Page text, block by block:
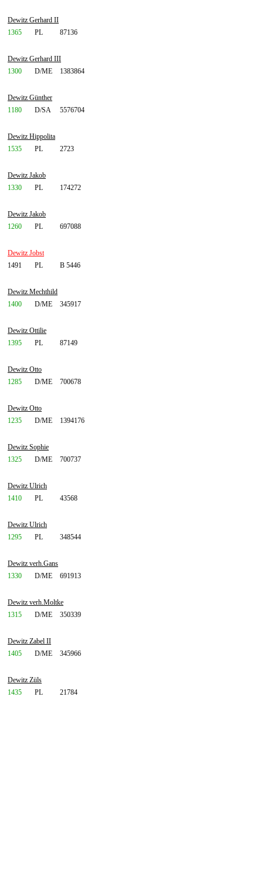
Dewitz Gerhard II
1365
PL 87136
Dewitz Gerhard III
1300
D/ME 1383864
Dewitz Günther
1180
D/SA 5576704
Dewitz Hippolita
1535
PL 2723
Dewitz Jakob
1330
PL 174272
Dewitz Jakob
1260
PL 697088
Dewitz Jobst
1491
PL B 5446
Dewitz Mechthild
1400
D/ME 345917
Dewitz Ottilie
1395
PL 87149
Dewitz Otto
1285
D/ME 700678
Dewitz Otto
1235
D/ME 1394176
Dewitz Sophie
1325
D/ME 700737
Dewitz Ulrich
1410
PL 43568
Dewitz Ulrich
1295
PL 348544
Dewitz verh.Gans
1330
D/ME 691913
Dewitz verh.Moltke
1315
D/ME 350339
Dewitz Zabel II
1405
D/ME 345966
Dewitz Züls
1435
PL 21784